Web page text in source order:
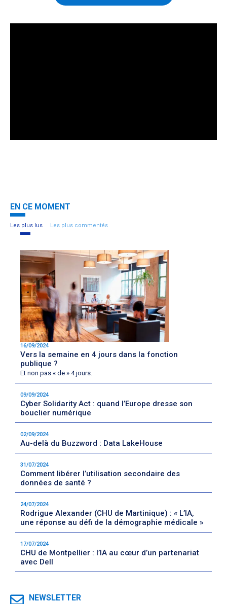
EN CE MOMENT
Les plus lus Les plus commentés
16/09/2024
Vers la semaine en 4 jours dans la fonction
publique ?
Et non pas « de » 4 jours.
09/09/2024
Cyber Solidarity Act : quand l’Europe dresse son
bouclier numérique
02/09/2024
Au-delà du Buzzword : Data LakeHouse
31/07/2024
Comment libérer l’utilisation secondaire des
données de santé ?
24/07/2024
Rodrigue Alexander (CHU de Martinique) : « L’IA,
une réponse au défi de la démographie médicale »
17/07/2024
CHU de Montpellier : l’IA au cœur d’un partenariat
avec Dell
NEWSLETTER